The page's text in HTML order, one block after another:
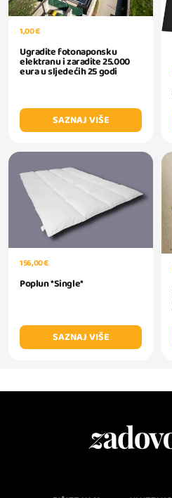
1,00 €
Ugradite fotonaponsku
elektranu i zaradite 25.000
eura u sljedećih 25 godi
SAZNAJ VIŠE
156,00 €
Poplun *Single*
SAZNAJ VIŠE